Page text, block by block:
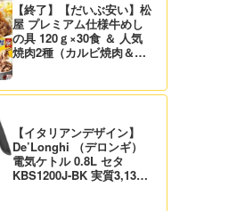
【終了】【だいぶ安い】松
屋 プレミアム仕様牛めし
の具 120ｇ×30食 ＆ 人気
焼肉2種（カルビ焼肉＆生
料！
【イタリアンデザイン】
De’Longhi （デロンギ）
電気ケトル 0.8L セタ
KBS1200J-BK 実質3,132